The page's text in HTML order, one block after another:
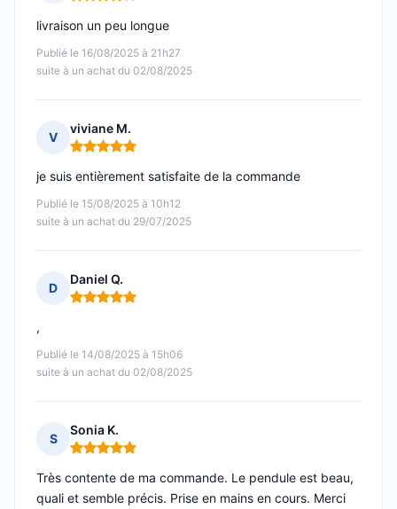
Publié le 16/08/2025 à 21h27
suite à un achat du 02/08/2025
livraison un peu longue
V
viviane M.
Note : 5 sur 5
Publié le 15/08/2025 à 10h12
suite à un achat du 29/07/2025
je suis entièrement satisfaite de la commande
D
Daniel Q.
Note : 5 sur 5
Publié le 14/08/2025 à 15h06
suite à un achat du 02/08/2025
,
S
Sonia K.
Note : 5 sur 5
Très contente de ma commande. Le pendule est beau,
quali et semble précis. Prise en mains en cours. Merci